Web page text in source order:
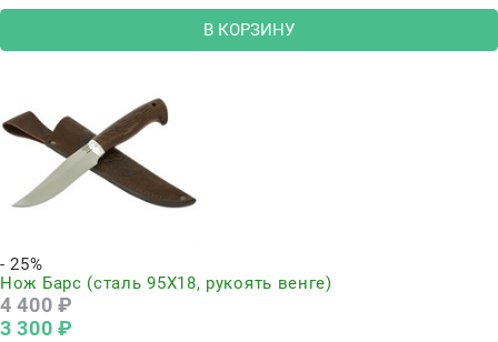
В КОРЗИНУ
- 25%
Нож Барс (сталь 95Х18, рукоять венге)
4 400 ₽
3 300 ₽